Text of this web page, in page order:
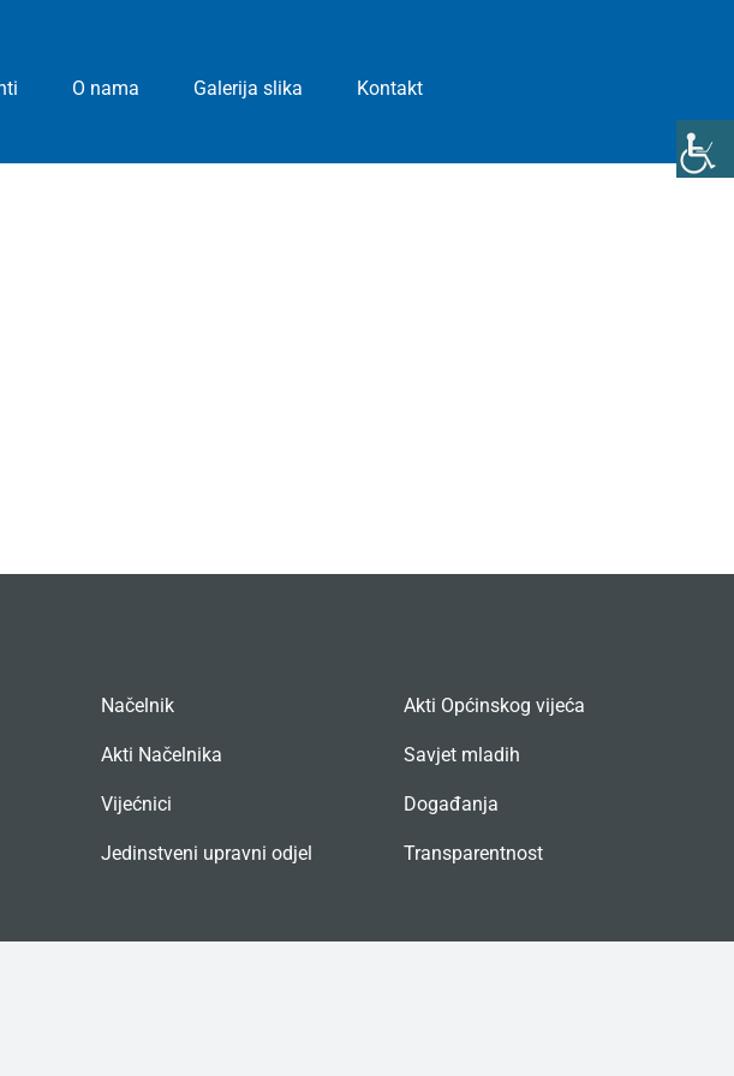
O nama Galerija slika Kontakt
Načelnik
Akti Načelnika
Vijećnici
Jedinstveni upravni odjel
Akti Općinskog vijeća
Savjet mladih
Događanja
Transparentnost